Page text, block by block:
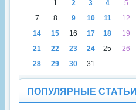
1
2 3 4 5
7
8 9 10 11 12
14
15 16 17 18 19
21
22 23 24 25 26
28
29 30 31
ПОПУЛЯРНЫЕ СТАТЬИ